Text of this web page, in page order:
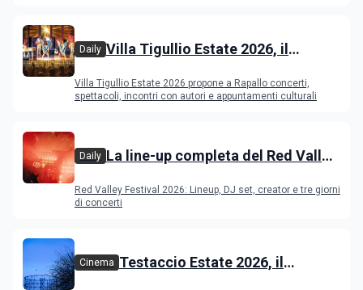
Daily Villa Tigullio Estate 2026, il
Villa Tigullio Estate 2026 propone a Rapallo concerti,
spettacoli, incontri con autori e appuntamenti culturali
Daily La line-up completa del Red Valley
Red Valley Festival 2026: Lineup, DJ set, creator e tre giorni
di concerti
Cinema Testaccio Estate 2026, il